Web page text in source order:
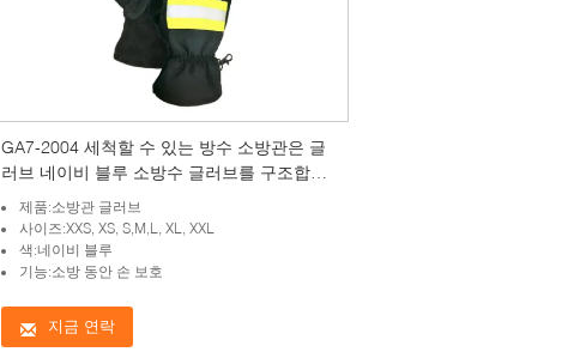
GA7-2004 세척할 수 있는 방수 소방관은 글
러브 네이비 블루 소방수 글러브를 구조합니
제품:소방관 글러브
사이즈:XXS, XS, S,M,L, XL, XXL
색:네이비 블루
기능:소방 동안 손 보호
지금 연락